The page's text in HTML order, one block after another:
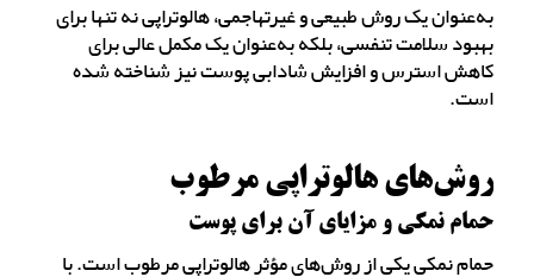
به‌عنوان یک روش طبیعی و غیرتهاجمی، هالوتراپی نه تنها برای
بهبود سلامت تنفسی، بلکه به‌عنوان یک مکمل عالی برای
کاهش استرس و افزایش شادابی پوست نیز شناخته شده
است.
روش‌های هالوتراپی مرطوب
حمام نمکی و مزایای آن برای پوست
حمام نمکی یکی از روش‌های مؤثر هالوتراپی مرطوب است. با